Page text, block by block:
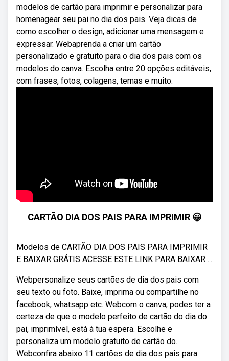
modelos de cartão para imprimir e personalizar para
homenagear seu pai no dia dos pais. Veja dicas de
como escolher o design, adicionar uma mensagem e
expressar. Webaprenda a criar um cartão
personalizado e gratuito para o dia dos pais com os
modelos do canva. Escolha entre 20 opções editáveis,
com frases, fotos, colagens, temas e muito.
CARTÃO DIA DOS PAIS PARA IMPRIMIR 😀
Modelos de CARTÃO DIA DOS PAIS PARA IMPRIMIR
E BAIXAR GRÁTIS ACESSE ESTE LINK PARA BAIXAR ...
Webpersonalize seus cartões de dia dos pais com
seu texto ou foto. Baixe, imprima ou compartilhe no
facebook, whatsapp etc. Webcom o canva, podes ter a
certeza de que o modelo perfeito de cartão do dia do
pai, imprimível, está à tua espera. Escolhe e
personaliza um modelo gratuito de cartão do.
Webconfira abaixo 11 cartões de dia dos pais para